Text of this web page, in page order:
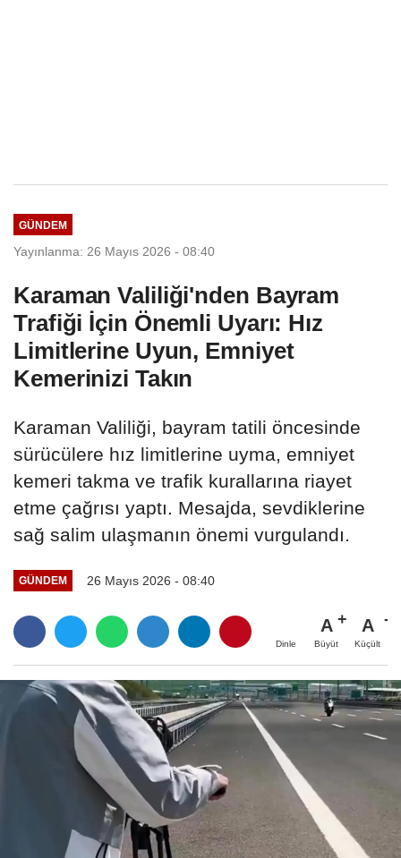
GÜNDEM
Yayınlanma: 26 Mayıs 2026 - 08:40
Karaman Valiliği'nden Bayram
Trafiği İçin Önemli Uyarı: Hız
Limitlerine Uyun, Emniyet
Kemerinizi Takın
Karaman Valiliği, bayram tatili öncesinde
sürücülere hız limitlerine uyma, emniyet
kemeri takma ve trafik kurallarına riayet
etme çağrısı yaptı. Mesajda, sevdiklerine
sağ salim ulaşmanın önemi vurgulandı.
GÜNDEM 26 Mayıs 2026 - 08:40
Dinle
A
Büyüt
A
Küçült